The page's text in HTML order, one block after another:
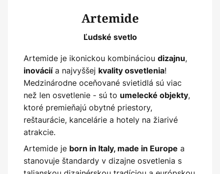
Artemide
Ľudské svetlo
Artemide je ikonickou kombináciou dizajnu,
inováciía najvyššej kvality osvetlenia!
Medzinárodne oceňované svietidlá sú viac
než len osvetlenie - sú to umelecké objekty,
ktoré premieňajú obytné priestory,
reštaurácie, kancelárie a hotely na žiarivé
atrakcie.
Artemide je born in Italy, made in Europe a
stanovuje štandardy v dizajne osvetlenia s